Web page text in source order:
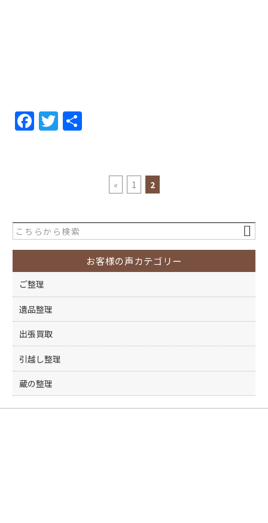
F
o
o
k
T
« 1 2
お客様の声カテゴリー
ご整理
遺品整理
出張買取
引越し整理
蔵の整理